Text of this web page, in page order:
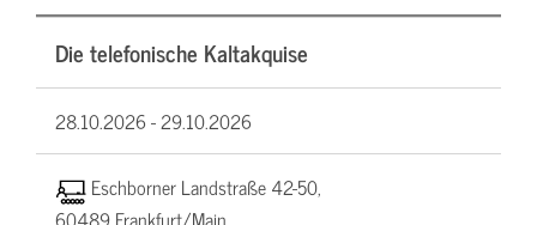
Die telefonische Kaltakquise
28.10.2026 -29.10.2026
Eschborner Landstraße 42-50,